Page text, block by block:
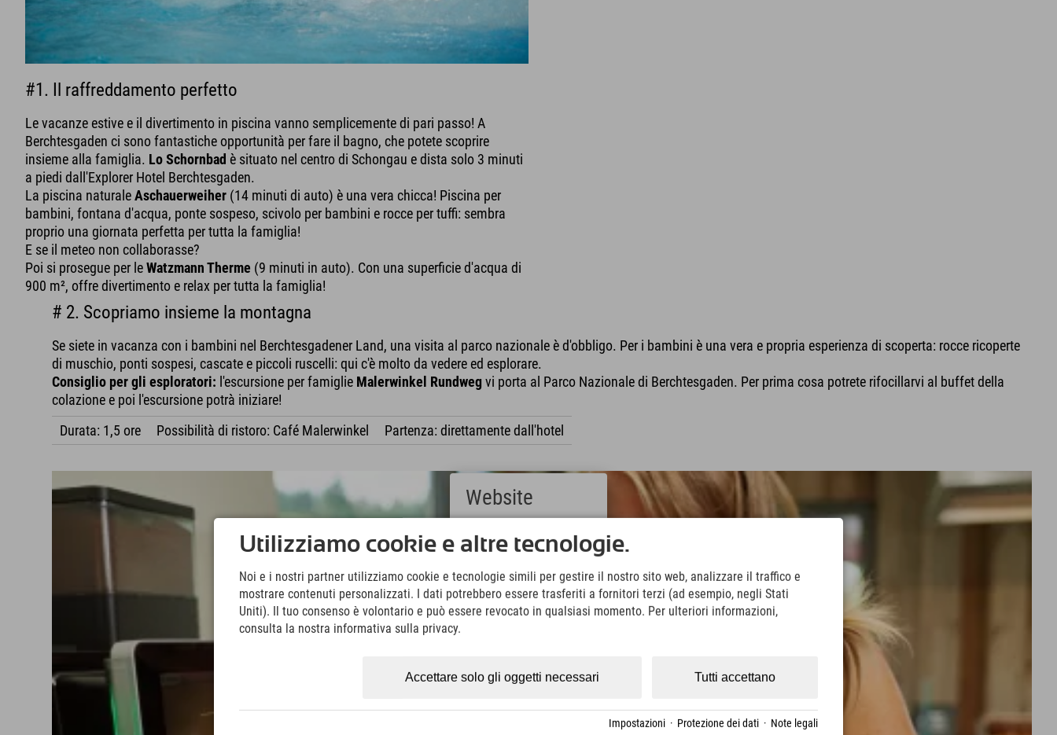
#1. Il raffreddamento perfetto
Le vacanze estive e il divertimento in piscina vanno semplicemente di pari passo! A
Berchtesgaden ci sono fantastiche opportunità per fare il bagno, che potete scoprire
insieme alla famiglia. Lo Schornbad è situato nel centro di Schongau e dista solo 3 minuti
a piedi dall'Explorer Hotel Berchtesgaden.
La piscina naturaleAschauerweiher (14 minuti di auto) è una vera chicca! Piscina per
bambini, fontana d'acqua, ponte sospeso, scivolo per bambini e rocce per tuffi: sembra
proprio una giornata perfetta per tutta la famiglia!
E se il meteo non collaborasse?
Poi si prosegue per leWatzmann Therme (9 minuti in auto). Con una superficie d'acqua di
900 m², offre divertimento e relax per tutta la famiglia!
# 2. Scopriamo insieme la montagna
Se siete in vacanza con i bambini nel Berchtesgadener Land, una visita al parco nazionale è d'obbligo. Per i bambini è una vera e propria esperienza di scoperta: rocce ricoperte
di muschio, ponti sospesi, cascate e piccoli ruscelli: qui c'è molto da vedere ed esplorare.
Consiglio per gli esploratori: l'escursione per famiglie Malerwinkel Rundwegvi porta al Parco Nazionale di Berchtesgaden. Per prima cosa potrete rifocillarvi al buffet della
colazione e poi l'escursione potrà iniziare!
Durata: 1,5 ore
Possibilità di ristoro: Café Malerwinkel Partenza: direttamente dall'hotel
Utilizziamo cookie e altre tecnologie.
Noi e i nostri partner utilizziamo cookie e tecnologie simili per gestire il nostro sito web, analizzare il traffico e
mostrare contenuti personalizzati. I dati potrebbero essere trasferiti a fornitori terzi (ad esempio, negli Stati
Uniti). Il tuo consenso è volontario e può essere revocato in qualsiasi momento. Per ulteriori informazioni,
consulta la nostra informativa sulla privacy.
Tutti accettano
Accettare solo gli oggetti necessari
Impostazioni · Protezione dei dati · Note legali
Website
Deutsch
(German)
(English)
Italiano
(Italian)
(Polish)
(Hungarian)